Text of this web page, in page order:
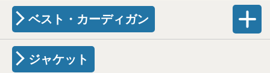
ベスト・カーディガン
ジャケット